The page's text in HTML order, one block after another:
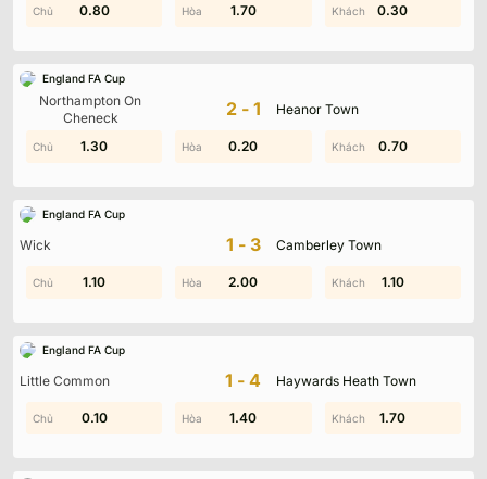
0.40 1.00 0.90
0.80 1.70 0.30
England FA Cup
Northampton On
Cheneck
2-1 Heanor Town
1.30 1.00 1.60
1.30 0.20 0.70
England FA Cup
Wick 1-3 Camberley Town
1.50 0.10 1.70
1.10 2.00 1.10
England FA Cup
Little Common 1-4 Haywards Heath Town
1.40 2.00 0.50
0.10 1.40 1.70